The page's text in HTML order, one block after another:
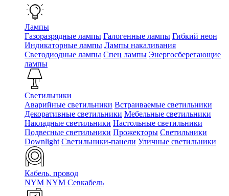
Лампы
Газоразрядные лампы Галогенные лампы Гибкий неон
Индикаторные лампы Лампы накаливания
Светодиодные лампы Спец лампы Энергосберегающие
лампы
Светильники
Аварийные светильники Встраиваемые светильники
Декоративные светильники Мебельные светильники
Накладные светильники Настольные светильники
Подвесные светильники Прожекторы Светильники
Downlight Светильники-панели Уличные светильники
Кабель, провод
NYM NYM Севкабель